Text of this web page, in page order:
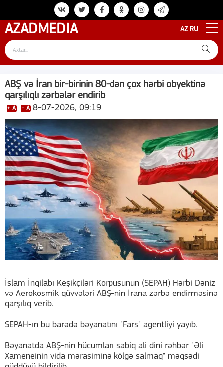
AZADMEDIA AZ RU
ABŞ və İran bir-birinin 80-dən çox hərbi obyektinə
qarşılıqlı zərbələr endirib
+ A - A 8-07-2026, 09:19
İslam İnqilabı Keşikçiləri Korpusunun (SEPAH) Hərbi Dəniz
və Aerokosmik qüvvələri ABŞ-nin İrana zərbə endirməsinə
qarşılıq verib.
SEPAH-ın bu barədə bəyanatını "Fars" agentliyi yayıb.
Bəyanatda ABŞ-nin hücumları sabiq ali dini rəhbər "Əli
Xameneinin vida mərasiminə kölgə salmaq" məqsədi